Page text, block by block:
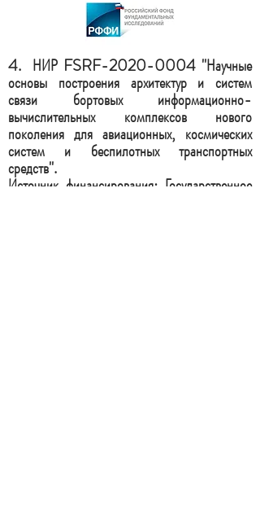
4. НИР FSRF-2020-0004 "Научные
основы построения архитектур и систем
связи бортовых информационно-
вычислительных комплексов нового
поколения для авиационных, космических
систем и беспилотных транспортных
средств".
Источник финансирования: Государственное